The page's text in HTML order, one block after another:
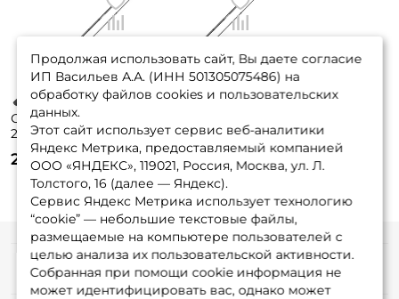
Спиннинг CF Arion
290см. 5-21гр. 110
гр. extra fast/
ASRE962MLT
23 400 ₽
290см. 7-28гр. 113
гр. extra fast/
ASRE962MT
24 300 ₽
Продолжая использовать сайт, Вы даете согласие
ИП Васильев А.А. (ИНН 501305075486) на
обработку файлов cookies и пользовательских
данных.
Этот сайт использует сервис веб-аналитики
Яндекс Метрика, предоставляемый компанией
ООО «ЯНДЕКС», 119021, Россия, Москва, ул. Л.
Толстого, 16 (далее — Яндекс).
Сервис Яндекс Метрика использует технологию
“cookie” — небольшие текстовые файлы,
размещаемые на компьютере пользователей с
целью анализа их пользовательской активности.
Собранная при помощи cookie информация не
может идентифицировать вас, однако может
Информация